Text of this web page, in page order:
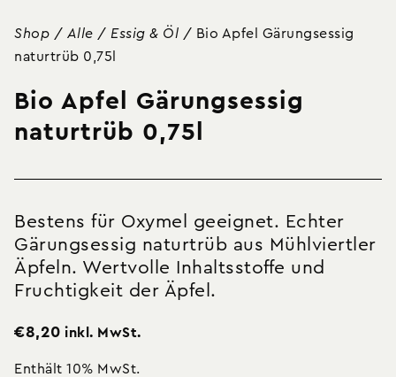
Shop / Alle / Essig & Öl / Bio Apfel Gärungsessig
naturtrüb 0,75l
Bio Apfel Gärungsessig
naturtrüb 0,75l
Bestens für Oxymel geeignet. Echter
Gärungsessig naturtrüb aus Mühlviertler
Äpfeln. Wertvolle Inhaltsstoffe und
Fruchtigkeit der Äpfel.
€8,20 inkl. MwSt.
Enthält 10% MwSt.